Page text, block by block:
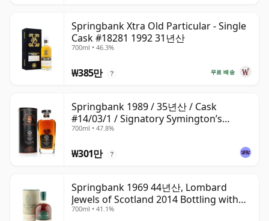
Springbank Xtra Old Particular - Single
Cask #18281 1992 31년산
700ml • 46.3%
무료 배송
₩385만 ?
Springbank 1989 / 35년산 / Cask
#14/03/1 / Signatory Symington’s
Choice
700ml • 47.8%
₩301만 ?
Springbank 1969 44년산, Lombard
Jewels of Scotland 2014 Bottling with
Tube
700ml • 41.1%